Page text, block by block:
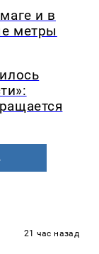
и в
метры
21 час назад